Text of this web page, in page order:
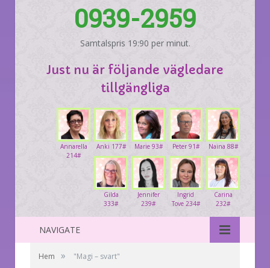
0939-2959
Samtalspris 19:90 per minut.
Just nu är följande vägledare
tillgängliga
Naina 88#
Peter 91#
Marie 93#
Anki 177#
Annarella
214#
Carina
232#
Ingrid
Tove 234#
Jennifer
239#
Gilda
333#
NAVIGATE
Hem » "Magi – svart"